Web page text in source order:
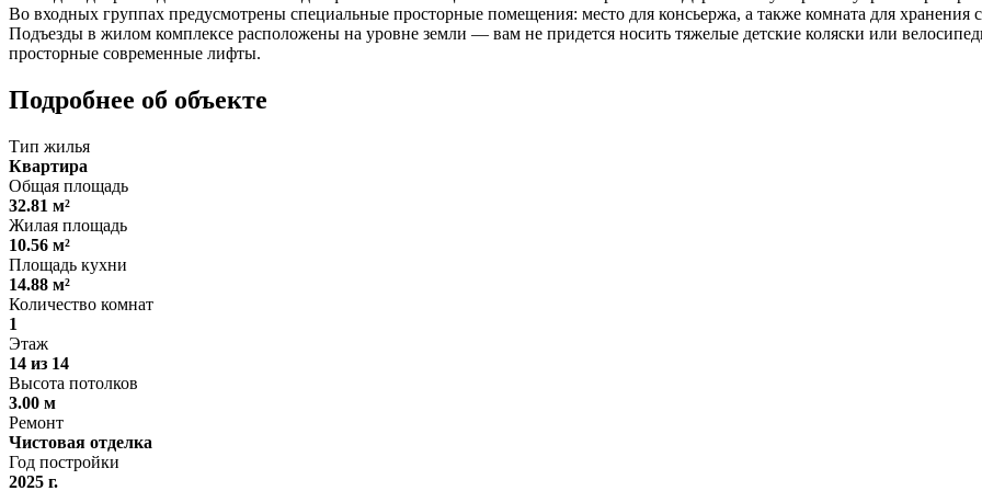
Во входных группах предусмотрены специальные просторные помещения: место для консьержа, а также комната для хранения
Подъезды в жилом комплексе расположены на уровне земли — вам не придется носить тяжелые детские коляски или
просторные современные лифты.
Подробнее об объекте
Тип жилья
Квартира
Общая площадь
32.81 м²
Жилая площадь
10.56 м²
Площадь кухни
14.88 м²
Количество комнат
1
Этаж
14 из 14
Высота потолков
3.00 м
Ремонт
Чистовая отделка
Год постройки
2025 г.